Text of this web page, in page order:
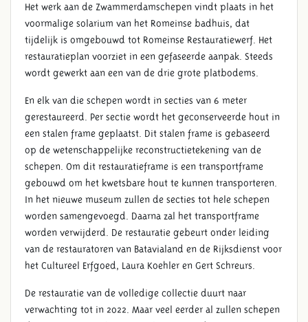
Het werk aan de Zwammerdamschepen vindt plaats in het
voormalige solarium van het Romeinse badhuis, dat
tijdelijk is omgebouwd tot Romeinse Restauratiewerf. Het
restauratieplan voorziet in een gefaseerde aanpak. Steeds
wordt gewerkt aan een van de drie grote platbodems.
En elk van die schepen wordt in secties van 6 meter
gerestaureerd. Per sectie wordt het geconserveerde hout in
een stalen frame geplaatst. Dit stalen frame is gebaseerd
op de wetenschappelijke reconstructietekening van de
schepen. Om dit restauratieframe is een transportframe
gebouwd om het kwetsbare hout te kunnen transporteren.
In het nieuwe museum zullen de secties tot hele schepen
worden samengevoegd. Daarna zal het transportframe
worden verwijderd. De restauratie gebeurt onder leiding
van de restauratoren van Batavialand en de Rijksdienst voor
het Cultureel Erfgoed, Laura Koehler en Gert Schreurs.
De restauratie van de volledige collectie duurt naar
verwachting tot in 2022. Maar veel eerder al zullen schepen